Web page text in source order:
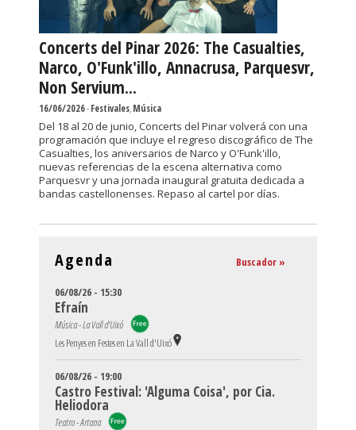
Concerts del Pinar 2026: The Casualties,
Narco, O'Funk'illo, Annacrusa, Parquesvr,
Non Servium...
16/06/2026-Festivales,Música
Del 18 al 20 de junio, Concerts del Pinar volverá con una
programación que incluye el regreso discográfico de The
Casualties, los aniversarios de Narco y O'Funk'illo,
nuevas referencias de la escena alternativa como
Parquesvr y una jornada inaugural gratuita dedicada a
bandas castellonenses. Repaso al cartel por días.
Agenda Buscador »
06/08/26 - 15:30
Efraín
Música - La Vall d'Uixó
Les Penyes en Festes en La Vall d'Uixó
06/08/26 - 19:00
Castro Festival: 'Alguma Coisa', por Cia.
Heliodora
Teatro - Artana